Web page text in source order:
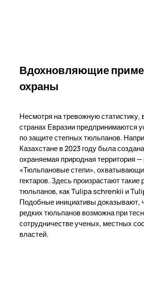
Вдохновляющие
охраны
Несмотря на тревожную статистику,
странах Евразии предпринимаются
по защите степных тюльпанов.
Казахстане в 2023 году была
охраняемая природная территория —
«Тюльпановые степи»,
гектаров. Здесь произрастают такие
тюльпанов, как Tulipa schrenkii и
Подобные инициативы доказывают,
редких тюльпанов возможна при
сотрудничестве ученых, местных
властей.